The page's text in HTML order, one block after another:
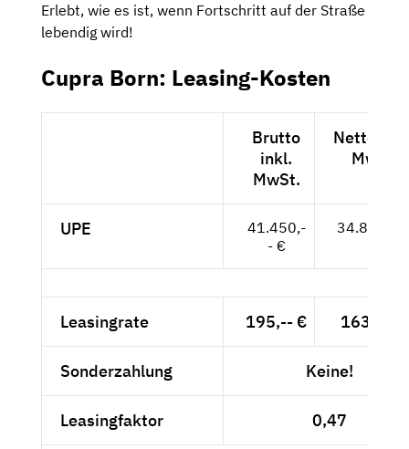
Erlebt, wie es ist, wenn Fortschritt auf der Straße
lebendig wird!
Cupra Born: Leasing-Kosten
Brutto
inkl.
MwSt.
Netto
MwSt.
UPE
41.450,-
- €
34.832,--
Leasingrate 195,-- € 163,87 €
Sonderzahlung Keine!
Leasingfaktor 0,47